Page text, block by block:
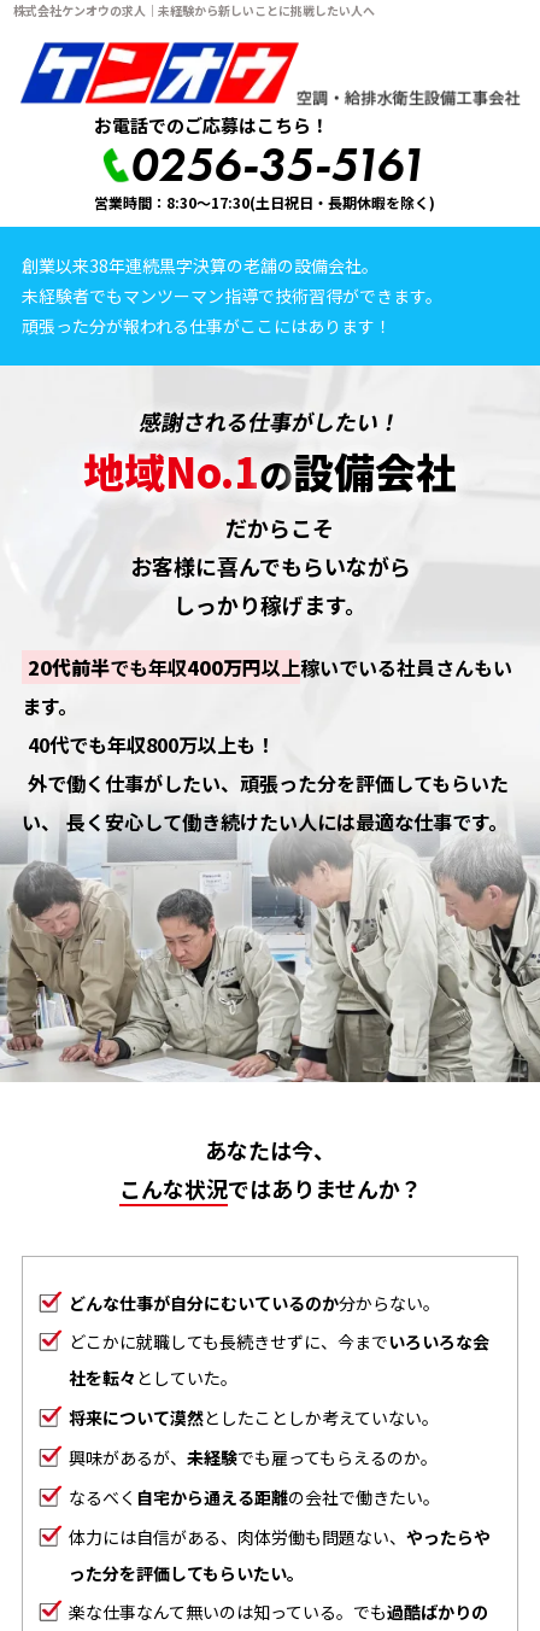
株式会社ケンオウの求人｜未経験から新しいことに挑戦したい人へ
お電話でのご応募はこちら！
0256-35-5161
営業時間：8:30～17:30(土日祝日・長期休暇を除く)
創業以来38年連続黒字決算の老舗の設備会社。
未経験者でもマンツーマン指導で技術習得ができます。
頑張った分が報われる仕事がここにはあります！
感謝される仕事がしたい！
地域No.1の設備会社
だからこそ
お客様に喜んでもらいながら
しっかり稼げます。
20代前半でも年収400万円以上稼いでいる社員さんもい
ます。
40代でも年収800万以上も！
外で働く仕事がしたい、頑張った分を評価してもらいた
い、
長く安心して働き続けたい人には最適な仕事です。
あなたは今、
こんな状況ではありませんか？
どんな仕事が自分にむいているのか分からない。
どこかに就職しても長続きせずに、今までいろいろな会
社を転々 としていた。
将来について漠然としたことしか考えていない。
興味があるが、 未経験でも雇ってもらえるのか。
なるべく 自宅から通える距離の会社で働きたい。
体力には自信がある、肉体労働も問題ない、 やったらや
った分を評価してもらいたい。
楽な仕事なんて無いのは知っている。でも過酷ばかりの